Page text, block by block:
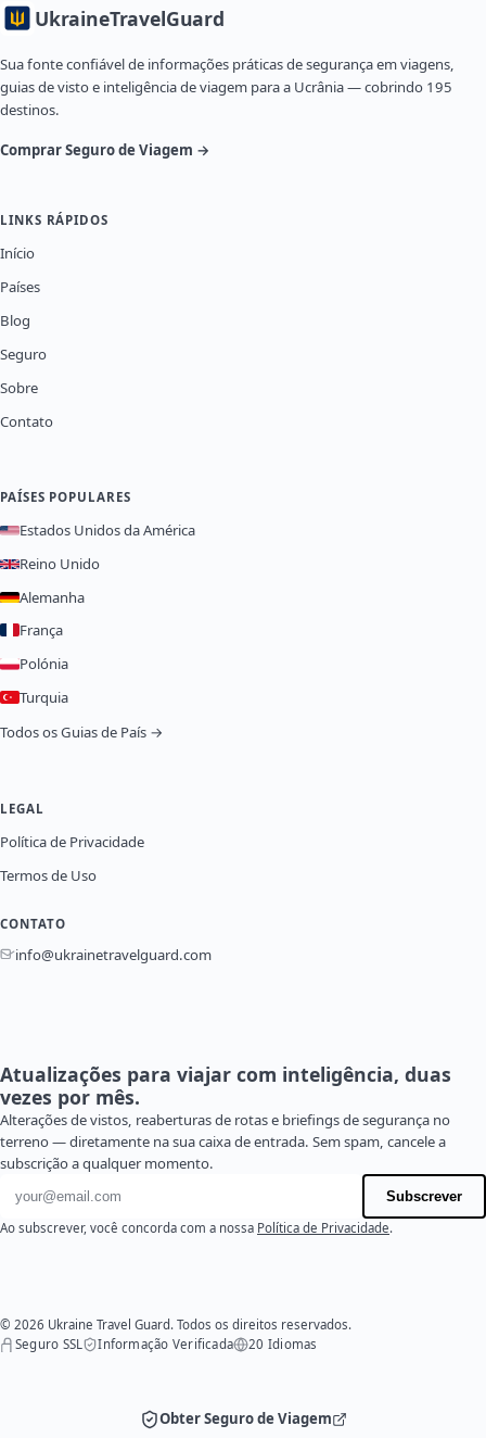
UkraineTravelGuard
Sua fonte confiável de informações práticas de segurança em viagens,
guias de visto e inteligência de viagem para a Ucrânia — cobrindo 195
destinos.
Comprar Seguro de Viagem →
LINKS RÁPIDOS
Início
Países
Blog
Seguro
Sobre
Contato
PAÍSES POPULARES
Estados Unidos da América
Reino Unido
Alemanha
França
Polónia
Turquia
Todos os Guias de País →
LEGAL
Política de Privacidade
Termos de Uso
CONTATO
info@ukrainetravelguard.com
Atualizações para viajar com inteligência, duas
vezes por mês.
Alterações de vistos, reaberturas de rotas e briefings de segurança no
terreno — diretamente na sua caixa de entrada. Sem spam, cancele a
subscrição a qualquer momento.
Endereço de e-mail
Subscrever
Ao subscrever, você concorda com a nossa Política de Privacidade.
© 2026 Ukraine Travel Guard. Todos os direitos reservados.
Seguro SSL
Informação Verificada 20 Idiomas
Obter Seguro de Viagem